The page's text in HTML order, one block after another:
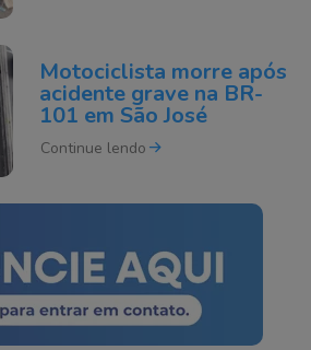
Motociclista morre após
acidente grave na BR-
101 em São José
Continue lendo